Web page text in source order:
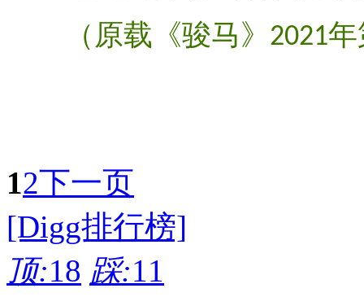
（原载《骏马》 2021年
12下一页
[Digg排行榜]
顶:18 踩:11